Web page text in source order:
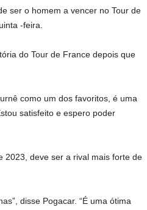
ser o homem a vencer no Tour de
-feira.
do Tour de France depois que
como um dos favoritos, é uma
satisfeito e espero poder
2023, deve ser a rival mais forte de
disse Pogacar. “É uma ótima